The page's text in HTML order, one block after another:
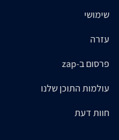
שימושי
עזרה
פרסום ב-zap
עולמות התוכן שלנו
חוות דעת